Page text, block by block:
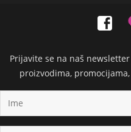
Prijavite se na naš
proizvodima,